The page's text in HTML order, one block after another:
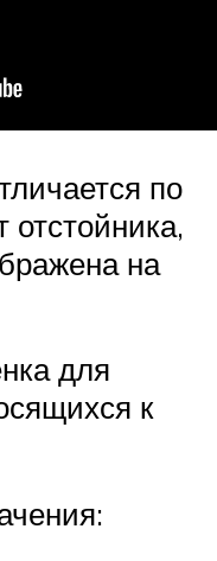
по
отстойника,
на
для
к